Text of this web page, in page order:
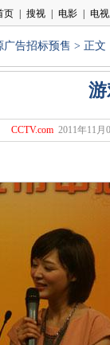
广告招标预售 > 正文
CCTV.com 2011年11月